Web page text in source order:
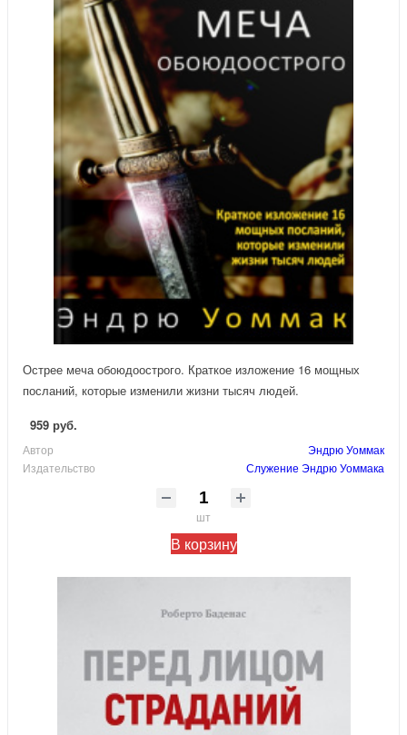
Острее меча обоюдоострого. Краткое изложение 16 мощных
посланий, которые изменили жизни тысяч людей.
959 руб.
Автор
Эндрю Уоммак
Издательство
Служение Эндрю Уоммака
шт
В корзину